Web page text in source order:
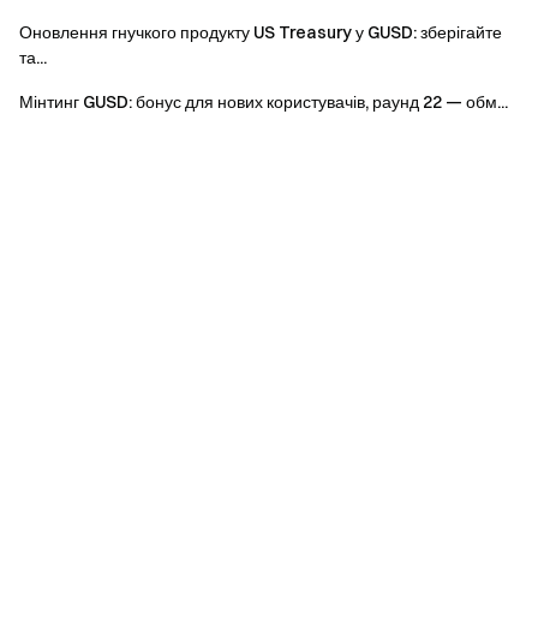
Відвідайте офіційний сайт Gate
Завантажте додаток Gate | Десктоп версію
Підпишіться на нас в X (Twitter), щоб отримувати більше
Оновлення гнучкого продукту US Treasury у GUSD: зберігайте
та...
Мінтинг GUSD: бонус для нових користувачів, раунд 22 — обм...